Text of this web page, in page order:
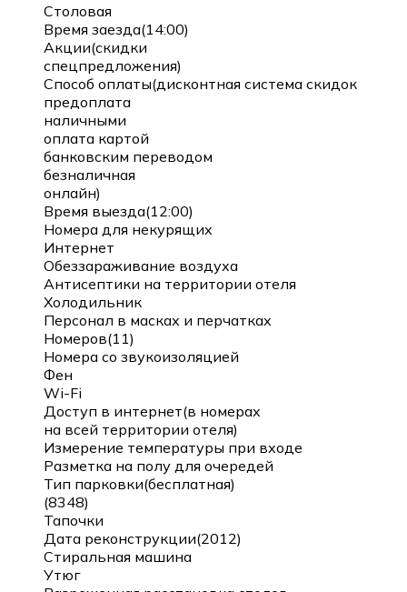
Столовая
Время заезда(14:00)
Акции(скидки
спецпредложения)
Способ оплаты(дисконтная система скидок
предоплата
наличными
оплата картой
банковским переводом
безналичная
онлайн)
Время выезда(12:00)
Номера для некурящих
Интернет
Обеззараживание воздуха
Антисептики на территории отеля
Холодильник
Персонал в масках и перчатках
Номеров(11)
Номера со звукоизоляцией
Фен
Wi-Fi
Доступ в интернет(в номерах
на всей территории отеля)
Измерение температуры при входе
Разметка на полу для очередей
Тип парковки(бесплатная)
(8348)
Тапочки
Дата реконструкции(2012)
Стиральная машина
Утюг